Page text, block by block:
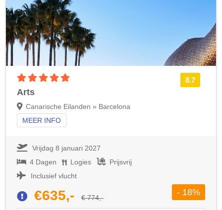
8.7
Arts
Canarische Eilanden » Barcelona
MEER INFO
Vrijdag 8 januari 2027
4 Dagen
Logies
Prijsvrij
Inclusief vlucht
€635,- € 774,-
- 18%